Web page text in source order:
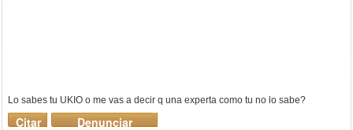
Lo sabes tu UKIO o me vas a decir q una experta como tu no lo sabe?
Denunciar
Citar